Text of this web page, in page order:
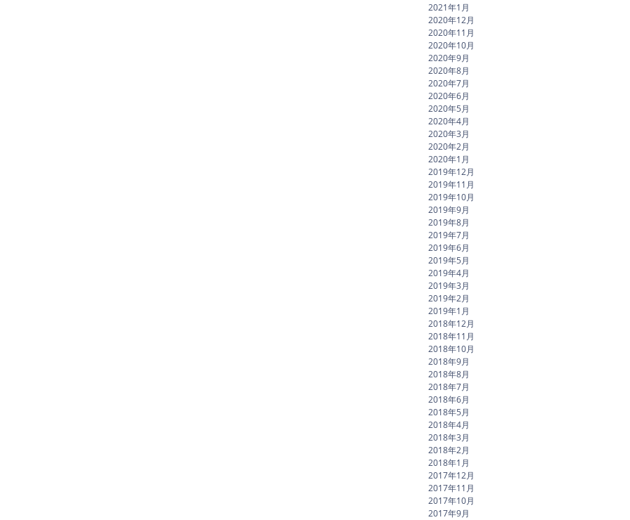
2021年1月
2020年12月
2020年11月
2020年10月
2020年9月
2020年8月
2020年7月
2020年6月
2020年5月
2020年4月
2020年3月
2020年2月
2020年1月
2019年12月
2019年11月
2019年10月
2019年9月
2019年8月
2019年7月
2019年6月
2019年5月
2019年4月
2019年3月
2019年2月
2019年1月
2018年12月
2018年11月
2018年10月
2018年9月
2018年8月
2018年7月
2018年6月
2018年5月
2018年4月
2018年3月
2018年2月
2018年1月
2017年12月
2017年11月
2017年10月
2017年9月